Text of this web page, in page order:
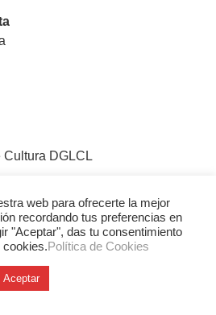
web para ofrecerte la mejor
recordando tus preferencias en
"Aceptar", das tu consentimiento
cookies.Política de Cookies
Aceptar